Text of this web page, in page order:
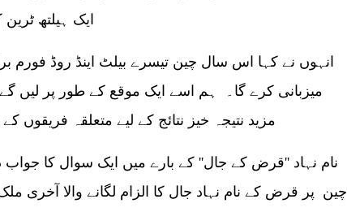
ایک ہیلتھ
میزبانی کرے گا۔ ہم اسے ایک موقع کے طور پر لیں گے
مزید نتیجہ خیز نتائج کے لیے متعلقہ فریقوں
نام نہاد ''قرض کے جال'' کے بارے میں ایک سوال کا جواب
چین پر قرض کے نام نہاد جال کا الزام لگانے والا آخری